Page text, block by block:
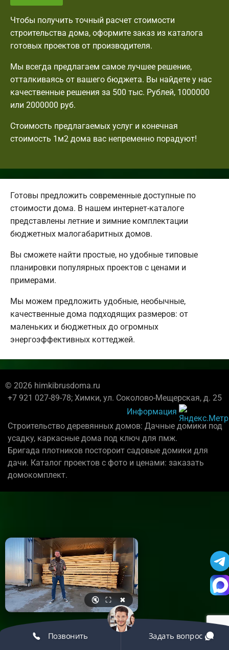
Чтобы получить точный расчет стоимости
строительства дома, оформите заказ из каталога
готовых проектов от производителя.
Мы всегда предлагаем самое лучшее решение,
отталкиваясь от вашего бюджета. Вы найдете у нас
качественные решения за 500 тыс. Рублей, 1000000
или 2000000 руб.
Стоимость предлагаемых услуг и конечная
стоимость 1м2 дома вас непременно порадуют!
Готовы предложить современные доступные по
стоимости дома. В нашем интернет-каталоге
представлены летние и зимние комплектации
бюджетных малогабаритных домов.
Вы сможете найти простые, но удобные типовые
планировки популярных проектов с ценами и
примерами.
Мы можем предложить удобные, необычные,
качественные дома подходящих размеров: от
маленьких и бюджетных до огромных
энергоэффективных коттеджей.
© 2026 himkibrusdoma.ru
+7 921 027-89-78; Химки, ул. Соколово-Мещерская, д. 25
Информация
Строительство деревянных домов: Дачные домики под
усадку, каркасные дома под ключ для пмж.
Бригада плотников постороит садовые домики для
дачи. Каталог проектов с фото и ценами: заказать
домокомплект.
🔇 ⛶ ✖
Позвонить Задать вопрос